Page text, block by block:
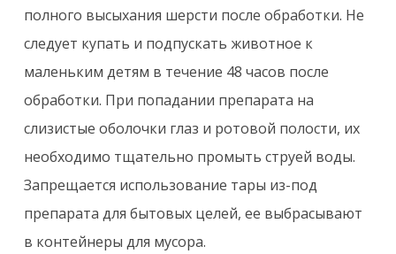
полного высыхания шерсти после обработки. Не
следует купать и подпускать животное к
маленьким детям в течение 48 часов после
обработки. При попадании препарата на
слизистые оболочки глаз и ротовой полости, их
необходимо тщательно промыть струей воды.
Запрещается использование тары из-под
препарата для бытовых целей, ее выбрасывают
в контейнеры для мусора.